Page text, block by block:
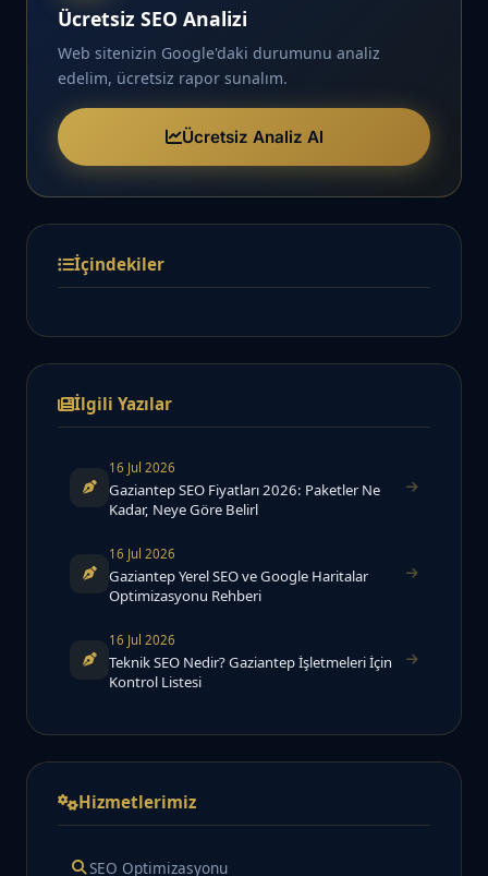
Ücretsiz SEO Analizi
Web sitenizin Google'daki durumunu analiz
edelim, ücretsiz rapor sunalım.
Ücretsiz Analiz Al
İçindekiler
İlgili Yazılar
16 Jul 2026
Gaziantep SEO Fiyatları 2026: Paketler Ne
Kadar, Neye Göre Belirl
16 Jul 2026
Gaziantep Yerel SEO ve Google Haritalar
Optimizasyonu Rehberi
16 Jul 2026
Teknik SEO Nedir? Gaziantep İşletmeleri İçin
Kontrol Listesi
Hizmetlerimiz
SEO Optimizasyonu